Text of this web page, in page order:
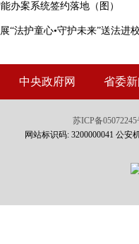
办案系统签约落地（图）
“法护童心•守护未来”送法进
中央政府网 省委
苏ICP备05072245
网站标识码: 3200000041 公安